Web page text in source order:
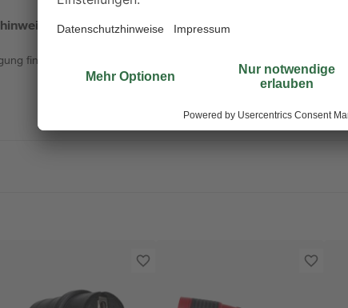
findest du